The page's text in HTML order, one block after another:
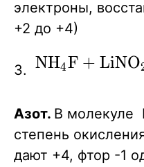
электроны,
+2 до +4)
3. \ce{NH4F
> N2 +
LiF +
H2O}
NHX
4F + LiNO
Азот. В молекуле
степень
дают +4, фтор -1